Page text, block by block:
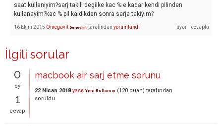
saat kullaniyim?sarj takili degilke kac % e kadar kendi pilinden
kullanayim?kac % pil kaldikdan sonra sarja takiyim?
16 Ekim 2015 Omegavit Deneyimli tarafından yorumlandı
İlgili sorular
0
oy
1
cevap
macbook air sarj etme sorunu
22 Nisan 2018 yass Yeni Kullanıcı (120 puan) tarafından
soruldu